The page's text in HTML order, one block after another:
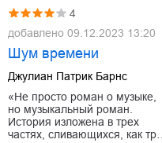
4
добавлено 09.12.2023 13:20
Шум времени
Джулиан Патрик Барнс
«Не просто роман о музыке,
но музыкальный роман.
История изложена в трех
частях, сливающихся, как тр…